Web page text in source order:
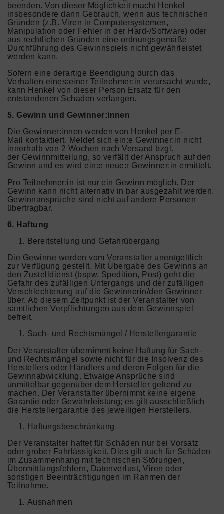
beenden. Von dieser Möglichkeit macht Henkel
insbesondere dann Gebrauch, wenn aus technischen
Gründen (z.B. Viren in Computersystemen,
Manipulation oder Fehler in der Hard-/Software) oder
aus rechtlichen Gründen eine ordnungsgemäße
Durchführung des Gewinnspiels nicht gewährleistet
werden kann.
Sofern eine derartige Beendigung durch das
Verhalten eines:einer Teilnehmer:in verursacht wurde,
kann Henkel von dieser Person Ersatz für den
entstandenen Schaden verlangen.
5. Gewinn und Gewinner:innen
Die Gewinner:innen werden von Henkel per E-
Mail kontaktiert. Meldet sich ein:e Gewinner:in nicht
innerhalb von 2 Wochen nach Versand bzgl.
der Gewinnmitteilung, so verfällt der Anspruch auf den
Gewinn und es wird ein:e neue:r Gewinner:in ermittelt.
Pro Teilnehmer:in ist nur ein Gewinn möglich. Der
Gewinn kann nicht alternativ in bar ausgezahlt werden.
Gewinnansprüche sind nicht auf andere Personen
übertragbar.
6. Haftung
Bereitstellung und Gefahrübergang
Die Gewinne werden vom Veranstalter unentgeltlich
zur Verfügung gestellt. Mit Übergabe des Gewinns an
den Zustelldienst (bspw. Spedition, Post) geht die
Gefahr des zufälligen Untergangs und der zufälligen
Verschlechterung auf die Gewinnerin/den Gewinner
über. Ab diesem Zeitpunkt ist der Veranstalter von
sämtlichen Verpflichtungen aus dem Gewinnspiel
befreit.
Sach- und Rechtsmängel / Herstellergarantie
Der Veranstalter übernimmt keine Haftung für Sach-
und Rechtsmängel sowie nicht für die Insolvenz des
Herstellers oder Händlers und deren Folgen für die
Gewinnabwicklung. Etwaige Ansprüche sind
unmittelbar gegenüber dem Hersteller geltend zu
machen. Der Veranstalter übernimmt keine eigene
Garantie oder Gewährleistung; es gilt ausschließlich
die Herstellergarantie des jeweiligen Herstellers.
Haftungsbeschränkung
Der Veranstalter haftet für Schäden nur bei Vorsatz
oder grober Fahrlässigkeit. Dies gilt auch für Schäden
im Zusammenhang mit technischen Störungen,
Übermittlungsfehlern, Datenverlust, Viren oder
sonstigen Beeinträchtigungen im Rahmen der
Teilnahme.
Ausnahmen